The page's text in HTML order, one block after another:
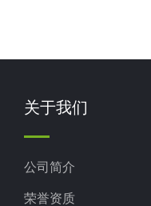
关于我们
公司简介
荣誉资质